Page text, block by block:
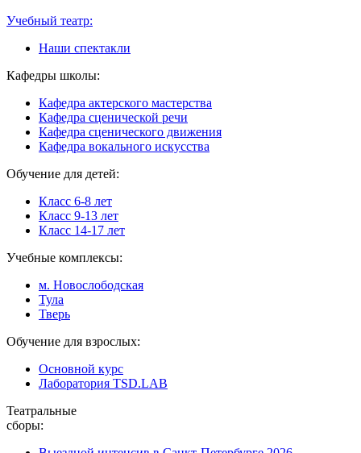
Учебный театр:
Наши спектакли
Кафедры школы:
Кафедра актерского мастерства
Кафедра сценической речи
Кафедра сценического движения
Кафедра вокального искусства
Обучение для детей:
Класс 6-8 лет
Класс 9-13 лет
Класс 14-17 лет
Учебные комплексы:
м. Новослободская
Тула
Тверь
Обучение для взрослых:
Основной курс
Лаборатория TSD.LAB
Театральные
сборы: